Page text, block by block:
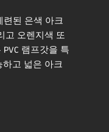
련된 은색 아크
고 오렌지색 또
램프갓을 특
고 넓은 아크
. 견고한 대리
아함을 더합니